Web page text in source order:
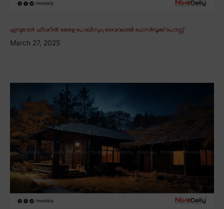
എമ്പുരാൻ ഫീവറിൽ കേരള പോലീസും; വൈറലായി ഫേസ്ബുക്ക് പോസ്റ്റ്
March 27, 2025